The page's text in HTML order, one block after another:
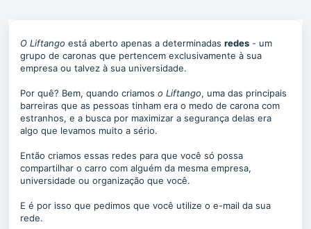
O Liftango está aberto apenas a determinadas redes - um
grupo de caronas que pertencem exclusivamente à sua
empresa ou talvez à sua universidade.
Por quê? Bem, quando criamos o Liftango, uma das principais
barreiras que as pessoas tinham era o medo de carona com
estranhos, e a busca por maximizar a segurança delas era
algo que levamos muito a sério.
Então criamos essas redes para que você só possa
compartilhar o carro com alguém da mesma empresa,
universidade ou organização que você.
E é por isso que pedimos que você utilize o e-mail da sua
rede.